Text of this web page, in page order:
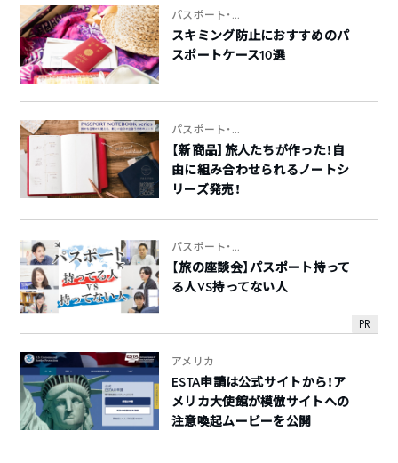
パスポート・...
スキミング防止におすすめのパ
スポートケース10選
パスポート・...
【新商品】旅人たちが作った！自
由に組み合わせられるノートシ
リーズ発売！
PR
パスポート・...
【旅の座談会】パスポート持って
る人VS持ってない人
アメリカ
ESTA申請は公式サイトから！ア
メリカ大使館が模倣サイトへの
注意喚起ムービーを公開